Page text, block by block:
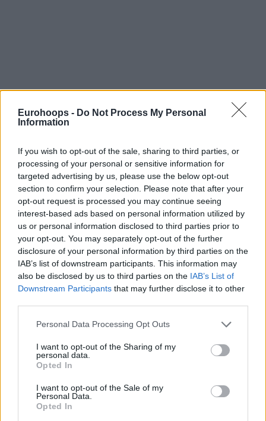
Eurohoops - Do Not Process My Personal
Information
If you wish to opt-out of the sale, sharing to third parties, or
processing of your personal or sensitive information for
targeted advertising by us, please use the below opt-out
section to confirm your selection. Please note that after your
opt-out request is processed you may continue seeing
interest-based ads based on personal information utilized by
us or personal information disclosed to third parties prior to
your opt-out. You may separately opt-out of the further
disclosure of your personal information by third parties on the
IAB’s list of downstream participants. This information may
also be disclosed by us to third parties on the IAB’s List of
Downstream Participants that may further disclose it to other
Please note that this website/app uses one or more Google
not limited to your visit or usage behaviour. You may click to
grant or deny consent to Google and its third-party tags to
use your data for below specified purposes in below Google
consent section.
Personal Data Processing Opt Outs
I want to opt-out of the Sharing of my
personal data.
Opted In
I want to opt-out of the Sale of my
Personal Data.
Opted In
— AO_MYKONOY_BC (@aom_bc)July 19, 2025
Ο Βασίλης Καββαδάς γεννήθηκε στις 28 Δεκεμβρίου 1991,
έχει ύψος 2,06 μ. και αγωνίζεται ως σέντερ.
Το νέο απόκτημα της ομάδας μας αγωνίστηκε την περσινή
σεζόν με τις φανέλες του Βίκου Ιωαννίνων και του Ηρακλή,
καταγράφοντας κατά μέσο όρο 5,9 πόντους, 4,9 ριμπάουντ
και 1,7 ασίστ σε επτά συμμετοχές στην Elite League,
συμβάλλοντας στην επιστροφή του Ηρακλή στη Stoiximan
GBL.
σεζόν με τις φανέλες του Βίκου Ιωαννίνων και του Ηρακλή,
καταγράφοντας κατά μέσο όρο 5,9 πόντους, 4,9 ριμπάουντ
και 1,7 ασίστ σε επτά συμμετοχές στην Elite League,